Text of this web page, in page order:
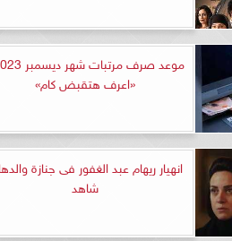
«اعرف هتقبض كام»
انهيار ريهام عبد الغفور فى جنازة
شاهد